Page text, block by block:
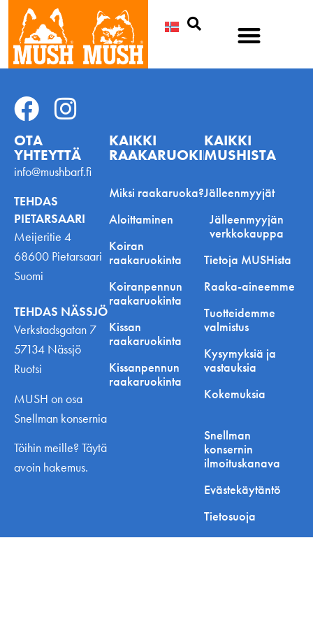
OTA
YHTEYTTÄ
info@mushbarf.fi
TEHDAS
PIETARSAARI
Meijeritie 4
68600 Pietarsaari
Suomi
TEHDAS NÄSSJÖ
Verkstadsgatan 7
57134 Nässjö
Ruotsi
MUSH on osa
Snellman konsernia
Töihin meille? Täytä
avoin hakemus.
KAIKKI
RAAKARUOKINNASTA
Miksi raakaruoka?
Aloittaminen
Koiran
raakaruokinta
Koiranpennun
raakaruokinta
Kissan
raakaruokinta
Kissanpennun
raakaruokinta
KAIKKI
MUSHISTA
Jälleenmyyjät
Jälleenmyyjän
verkkokauppa
Tietoja MUSHista
Raaka-aineemme
Tuotteidemme
valmistus
Kysymyksiä ja
vastauksia
Kokemuksia
Snellman
konsernin
ilmoituskanava
Evästekäytäntö
Tietosuoja